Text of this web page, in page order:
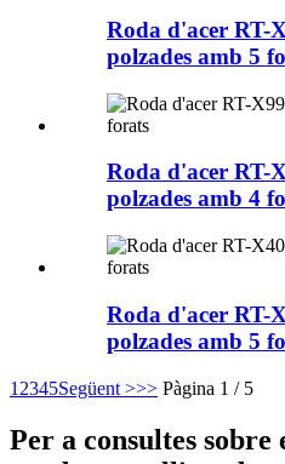
Roda d'acer RT-
polzades amb 5
Roda d'acer RT-
polzades amb 4
Roda d'acer RT-
polzades amb 5
1 2345Següent >>> Pàgina 1 / 5
Per a consultes sobre